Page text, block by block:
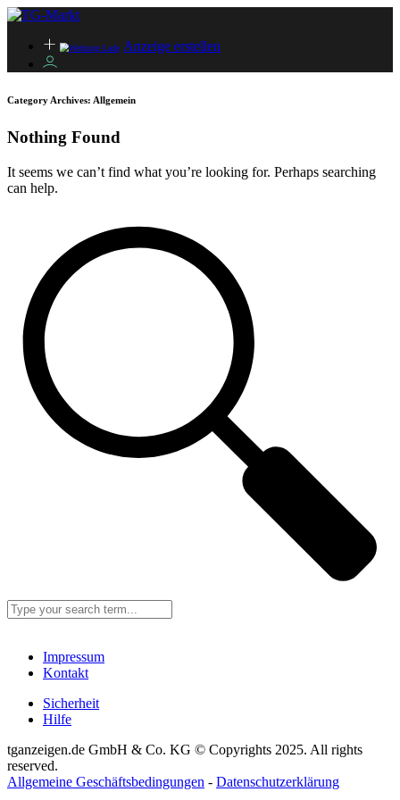
Anzeige erstellen
Category Archives: Allgemein
Nothing Found
It seems we can’t find what you’re looking for. Perhaps searching
can help.
Impressum
Kontakt
Sicherheit
Hilfe
tganzeigen.de GmbH & Co. KG © Copyrights 2025. All rights
reserved.
Allgemeine Geschäftsbedingungen - Datenschutzerklärung